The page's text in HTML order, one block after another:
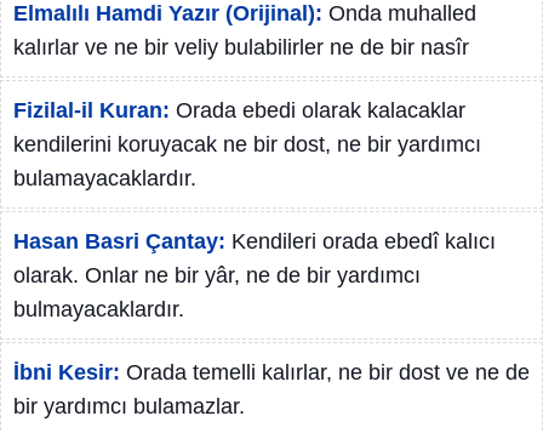
Elmalılı Hamdi Yazır (Orijinal): Onda muhalled
kalırlar ve ne bir veliy bulabilirler ne de bir nasîr
Fizilal-il Kuran: Orada ebedi olarak kalacaklar
kendilerini koruyacak ne bir dost, ne bir yardımcı
bulamayacaklardır.
Hasan Basri Çantay: Kendileri orada ebedî kalıcı
olarak. Onlar ne bir yâr, ne de bir yardımcı
bulmayacaklardır.
İbni Kesir: Orada temelli kalırlar, ne bir dost ve ne de
bir yardımcı bulamazlar.